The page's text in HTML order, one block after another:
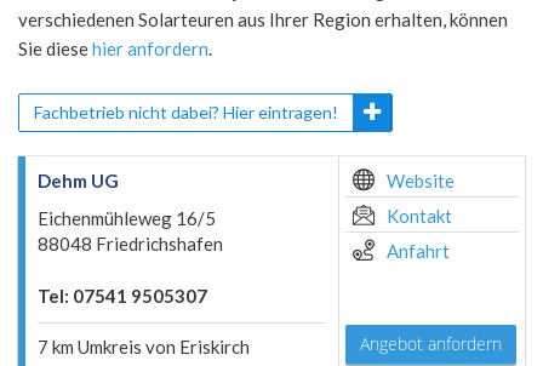
verschiedenen Solarteuren aus Ihrer Region erhalten, können
Sie diesehier anfordern.
Fachbetrieb nicht dabei? Hier eintragen!
Dehm UG
Eichenmühleweg 16/5
88048 Friedrichshafen
Tel: 07541 9505307
7 km Umkreis von Eriskirch
Website
Kontakt
Anfahrt
Angebot anfordern